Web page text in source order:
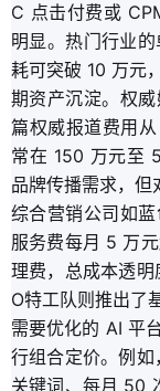
C 点击付费或
明显。热门行业
耗可突破 10 万元
期资产沉淀。权
篇权威报道费用
常在 150 万元至
品牌传播需求，但
综合营销公司如
服务费每月 5 万
理费，总成本透
O特工队则推出了
需要优化的 AI 平
行组合定价。例
关键词、每月 50